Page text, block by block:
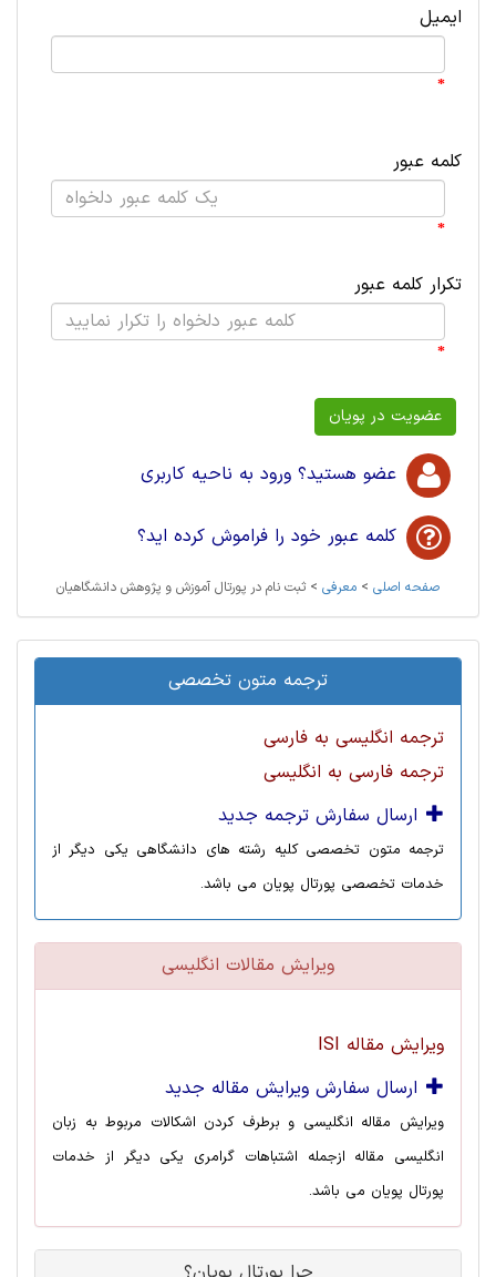
ایمیل
*
کلمه عبور
*
تکرار کلمه عبور
*
عضو هستید؟ ورود به ناحیه کاربری
کلمه عبور خود را فراموش کرده اید؟
صفحه اصلی > معرفی >ثبت نام در پورتال آموزش و پژوهش دانشگاهیان
ترجمه متون تخصصی
ترجمه انگلیسی به فارسی
ترجمه فارسی به انگلیسی
ارسال سفارش ترجمه جدید
ترجمه متون تخصصی کلیه رشته های دانشگاهی یکی دیگر از
خدمات تخصصی پورتال پویان می باشد.
ویرایش مقالات انگلیسی
ویرایش مقاله ISI
ارسال سفارش ویرایش مقاله جدید
ویرایش مقاله انگلیسی و برطرف کردن اشکالات مربوط به زبان
انگلیسی مقاله ازجمله اشتباهات گرامری یکی دیگر از خدمات
پورتال پویان می باشد.